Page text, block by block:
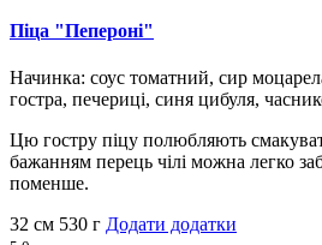
Піца "Пепероні"
Начинка: соус томатний, сир
гостра, печериці, синя цибуля,
Цю гостру піцу полюбляють
бажанням перець чілі можна легко
поменше.
32 см 530 г Додати додатки